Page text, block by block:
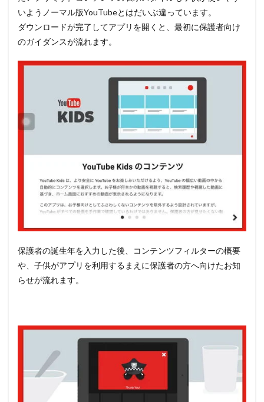
いようノーマル版YouTubeとはだいぶ違っています。
ダウンロードが完了してアプリを開くと、最初に保護者向け
のガイダンスが流れます。
保護者の誕生年を入力した後、コンテンツフィルターの概要
や、子供がアプリを利用するまえに保護者の方へ向けたお知
らせが流れます。